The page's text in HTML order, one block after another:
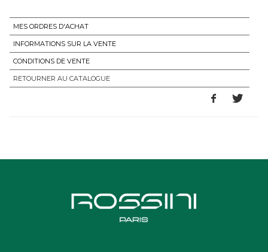
MES ORDRES D'ACHAT
INFORMATIONS SUR LA VENTE
CONDITIONS DE VENTE
RETOURNER AU CATALOGUE